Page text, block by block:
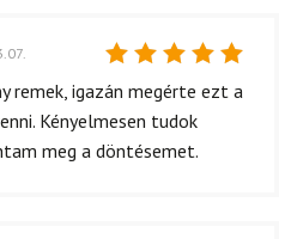
Értékelés:
/ 5
remek, igazán megérte ezt a
Kényelmesen tudok
meg a döntésemet.